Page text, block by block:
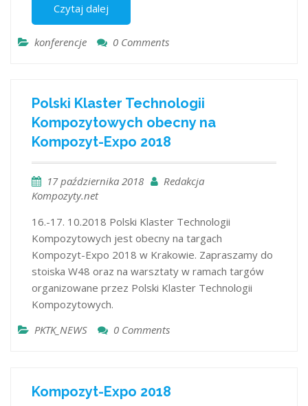
Czytaj dalej
konferencje 0 Comments
Polski Klaster Technologii
Kompozytowych obecny na
Kompozyt-Expo 2018
17 października 2018
Redakcja
Kompozyty.net
16.-17. 10.2018 Polski Klaster Technologii
Kompozytowych jest obecny na targach
Kompozyt-Expo 2018 w Krakowie. Zapraszamy do
stoiska W48 oraz na warsztaty w ramach targów
organizowane przez Polski Klaster Technologii
Kompozytowych.
PKTK_NEWS
0 Comments
Kompozyt-Expo 2018